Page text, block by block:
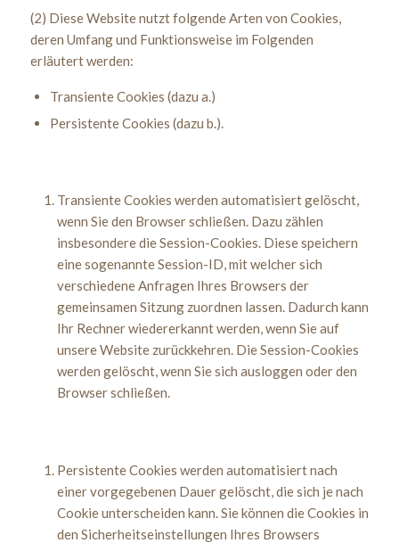
(2) Diese Website nutzt folgende Arten von Cookies,
deren Umfang und Funktionsweise im Folgenden
erläutert werden:
Transiente Cookies (dazu a.)
Persistente Cookies (dazu b.).
Transiente Cookies werden automatisiert gelöscht,
wenn Sie den Browser schließen. Dazu zählen
insbesondere die Session-Cookies. Diese speichern
eine sogenannte Session-ID, mit welcher sich
verschiedene Anfragen Ihres Browsers der
gemeinsamen Sitzung zuordnen lassen. Dadurch kann
Ihr Rechner wiedererkannt werden, wenn Sie auf
unsere Website zurückkehren. Die Session-Cookies
werden gelöscht, wenn Sie sich ausloggen oder den
Browser schließen.
Persistente Cookies werden automatisiert nach
einer vorgegebenen Dauer gelöscht, die sich je nach
Cookie unterscheiden kann. Sie können die Cookies in
den Sicherheitseinstellungen Ihres Browsers